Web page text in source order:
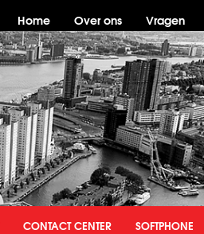
Home Over ons Vragen
CONTACT CENTER SOFTPHONE